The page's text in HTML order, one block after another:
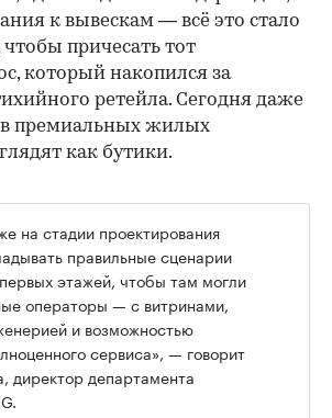
к вывескам — всё это стало
причесать тот
который накопился за
ретейла. Сегодня даже
премиальных жилых
как бутики.
на стадии проектирования
правильные сценарии
этажей, чтобы там могли
операторы — с витринами,
и возможностью
сервиса», — говорит
директор департамента